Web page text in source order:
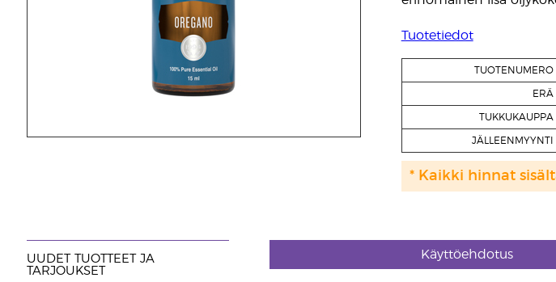
Tuotetiedot
TUOTENUMERO
ERÄ
TUKKUKAUPPA
JÄLLEENMYYNTI
* Kaikki hinnat
UUDET TUOTTEET JA
TARJOUKSET
Käyttöehdotus